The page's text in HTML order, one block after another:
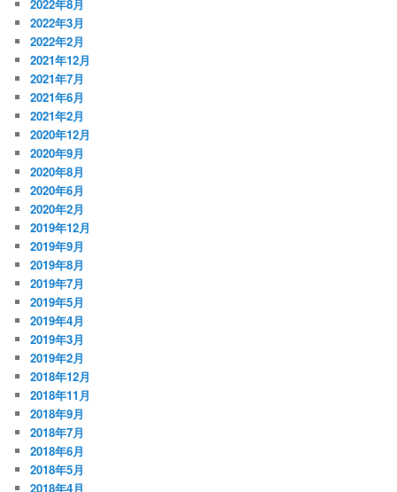
2022年8月
2022年3月
2022年2月
2021年12月
2021年7月
2021年6月
2021年2月
2020年12月
2020年9月
2020年8月
2020年6月
2020年2月
2019年12月
2019年9月
2019年8月
2019年7月
2019年5月
2019年4月
2019年3月
2019年2月
2018年12月
2018年11月
2018年9月
2018年7月
2018年6月
2018年5月
2018年4月